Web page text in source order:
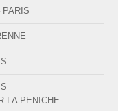
LA PENICHE